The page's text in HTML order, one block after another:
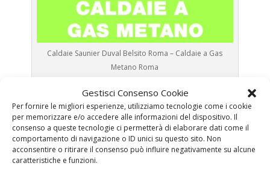
Gestisci Consenso Cookie
Per fornire le migliori esperienze, utilizziamo tecnologie come i cookie
per memorizzare e/o accedere alle informazioni del dispositivo. Il
consenso a queste tecnologie ci permetterà di elaborare dati come il
comportamento di navigazione o ID unici su questo sito. Non
acconsentire o ritirare il consenso può influire negativamente su alcune
caratteristiche e funzioni.
Caldaie Saunier Duval Belsito Roma – Caldaie a Gas
Metano Roma
Prima AccensioneCaldaia Gas Metano Saunier
Duval Belsito Roma
AssistenzaCaldaia Gas Metano Saunier Duval
Belsito Roma
Manutenzione